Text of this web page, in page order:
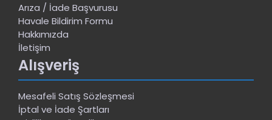
Arıza / İade Başvurusu
Havale Bildirim Formu
Hakkımızda
İletişim
Alışveriş
Mesafeli Satış Sözleşmesi
İptal ve İade Şartları